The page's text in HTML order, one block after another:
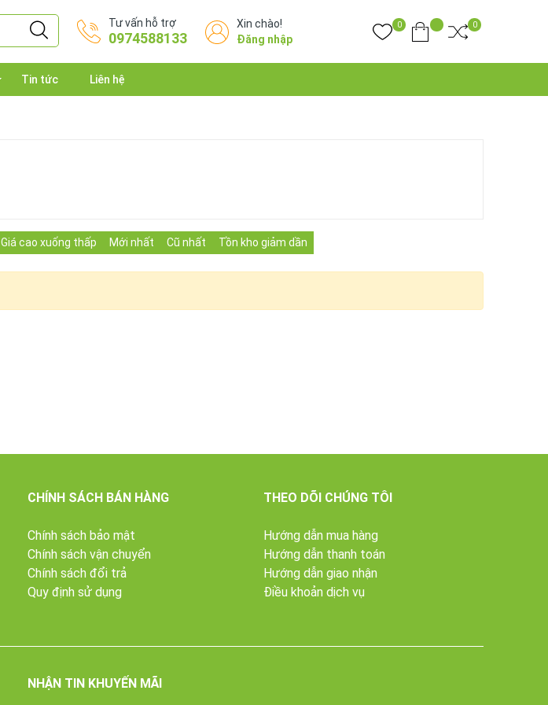
Tư vấn hỗ trợ
0974588133
Xin chào!
Đăng nhập
0 0
Tin tức Liên hệ
Giá cao xuống thấp Mới nhất Cũ nhất Tồn kho giảm dần
CHÍNH SÁCH BÁN HÀNG
Chính sách bảo mật
Chính sách vận chuyển
Chính sách đổi trả
Quy định sử dụng
THEO DÕI CHÚNG TÔI
Hướng dẫn mua hàng
Hướng dẫn thanh toán
Hướng dẫn giao nhận
Điều khoản dịch vụ
NHẬN TIN KHUYẾN MÃI